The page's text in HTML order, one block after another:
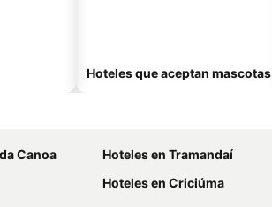
Hoteles que aceptan mascotas
Canoa Hoteles en Tramandaí
Hoteles en Criciúma